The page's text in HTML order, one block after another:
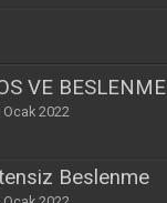
VE BESLENME
Ocak 2022
Beslenme